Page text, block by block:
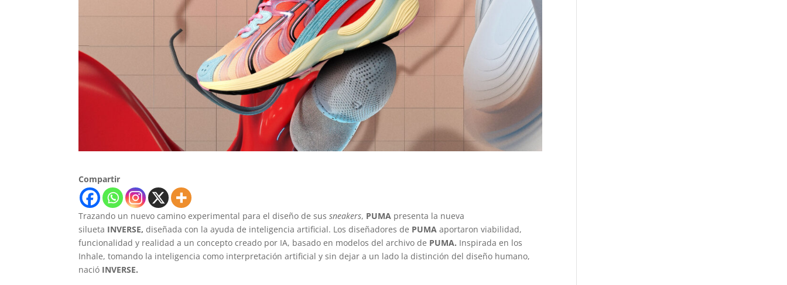
Compartir
Trazando un nuevo camino experimental para el diseño de sussneakers, PUMA presenta la nueva
silueta INVERSE,diseñada con la ayuda de inteligencia artificial. Los diseñadores de PUMAaportaron viabilidad,
funcionalidad y realidad a un concepto creado por IA, basado en modelos del archivo de PUMA. Inspirada en los
Inhale, tomando la inteligencia como interpretación artificial y sin dejar a un lado la distinción del diseño humano,
nació INVERSE.